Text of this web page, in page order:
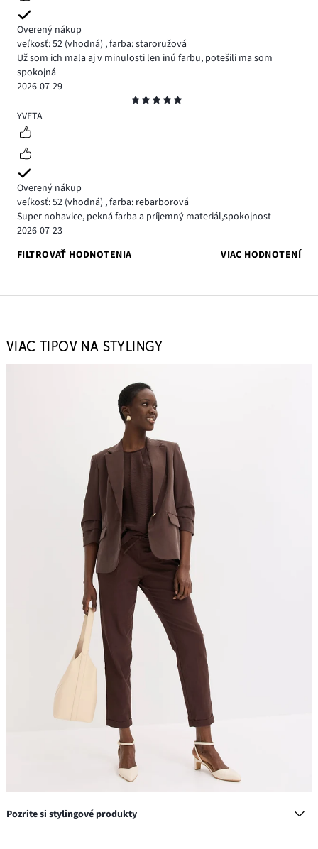
Overený nákup
veľkosť: 52 (vhodná) ,farba: staroružová
Už som ich mala aj v minulosti len inú farbu, potešili ma som
spokojná
2026-07-29
5
YVETA
Overený nákup
veľkosť: 52 (vhodná) ,farba: rebarborová
Super nohavice, pekná farba a príjemný materiál,spokojnost
2026-07-23
FILTROVAŤ HODNOTENIA
VIAC HODNOTENÍ
VIAC TIPOV NA STYLINGY
Pozrite si stylingové produkty